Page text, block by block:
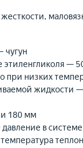
чугун
—
при низких
жидкости
180 мм
в